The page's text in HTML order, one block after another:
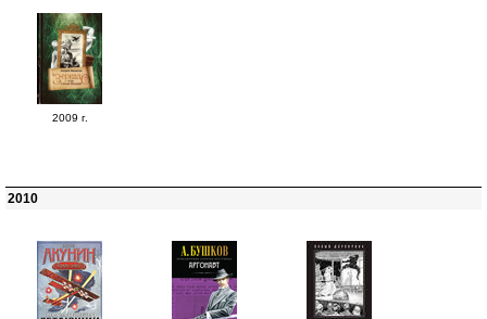
2009 г.
2010